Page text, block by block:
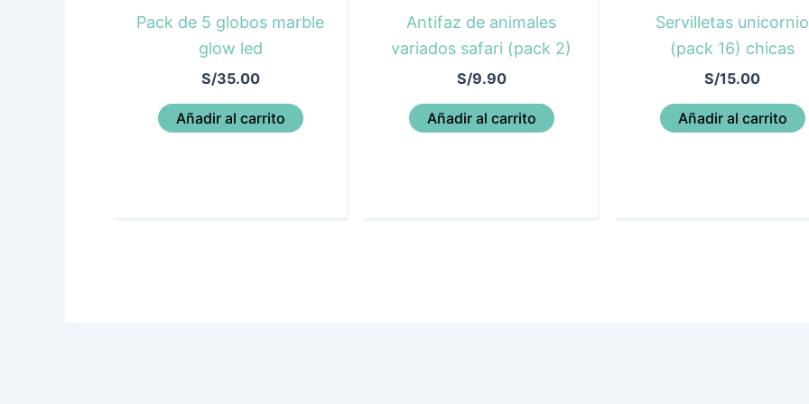
Pack de 5 globos marble
glow led
S/35.00
Añadir al carrito
Antifaz de animales
variados safari (pack 2)
S/9.90
Añadir al carrito
Servilletas unicornio
(pack 16) chicas
S/15.00
Añadir al carrito